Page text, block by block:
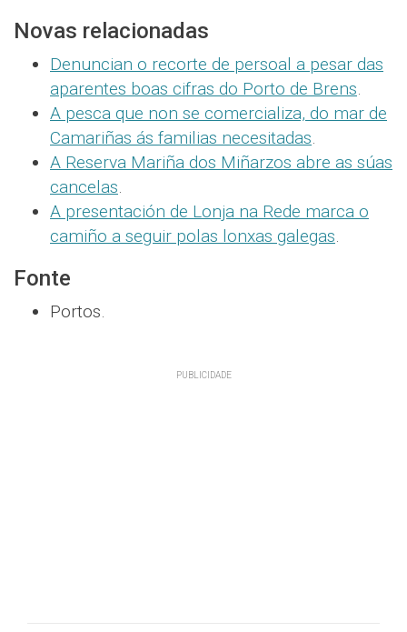
Novas relacionadas
Denuncian o recorte de persoal a pesar das
aparentes boas cifras do Porto de Brens.
A pesca que non se comercializa, do mar de
Camariñas ás familias necesitadas.
A Reserva Mariña dos Miñarzos abre as súas
cancelas.
A presentación de Lonja na Rede marca o
camiño a seguir polas lonxas galegas.
Fonte
Portos.